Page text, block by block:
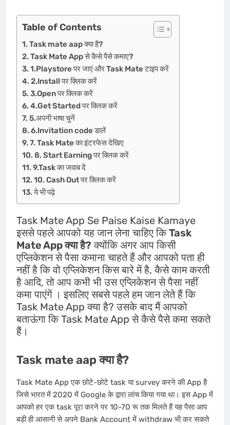
Table of Contents
Task mate aap क्या है?
Task Mate App से कैसे पैसे कमाए?
1.Playstore पर जाएं और Task Mate टाइप करें
2.Install पर क्लिक करें
3.Open पर क्लिक करें
4.Get Started पर क्लिक करें
5.अपनी भाषा चुनें
6.Invitation code डालें
7. Task Mate का इंटरफेस देखिए
8. Start Earning पर क्लिक करें
9.Task का जवाब दें
10. Cash Out पर क्लिक करें
ये भी पढ़े
Task Mate App Se Paise Kaise Kamaye
इससे पहले आपको यह जान लेना चाहिए किTask
Mate App क्या है? क्योंकि अगर आप किसी
एप्लिकेशन से पैसा कमाना चाहते हैं और आपको पता ही
नहीं है कि वो एप्लिकेशन किस बारे में है, कैसे काम करती
है आदि, तो आप कभी भी उस एप्लिकेशन से पैसा नहीं
कमा पाएंगें । इसलिए सबसे पहले हम जान लेते हैं कि
Task Mate App क्या है? उसके बाद मैं आपको
बताऊंगा कि Task Mate App से कैसे पैसे कमा सकते
हैं।
Task mate aap क्या है?
Task Mate App एक छोटे-छोटे task या survey करने की App है
जिसे भारत में 2020 में Google के द्वारा लांच किया गया था। इस App में
आपको हर एक task पूरा करने पर 10-70 रू तक मिलते हैं यह पैसा आप
बड़ी ही आसानी से अपने Bank Account में withdraw भी कर सकते